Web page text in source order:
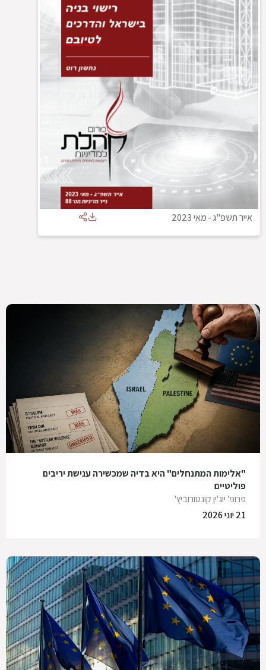
אייר תשפ"ג-מאי 2023
"אלימות המתנחלים" היא בדיה שמכשירה ענישת יריבים
פוליטיים
פרופ' יוג'ין קונטורוביץ'
21 יוני 2026